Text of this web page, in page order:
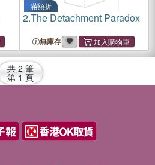
滿額折
2.The Detachment Paradox
無庫存
共 2 筆
第 1 頁